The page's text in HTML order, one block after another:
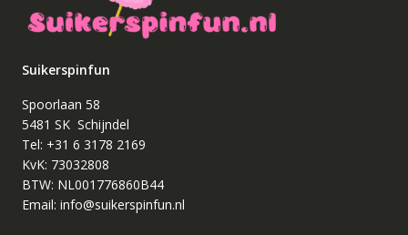
Suikerspinfun
Spoorlaan 58
5481 SK Schijndel
Tel: +31 6 3178 2169
KvK: 73032808
BTW: NL001776860B44
Email: info@suikerspinfun.nl